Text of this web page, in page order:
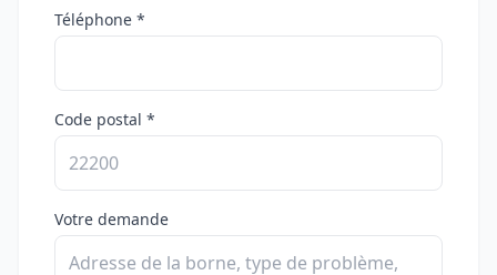
Téléphone *
Code postal *
Votre demande